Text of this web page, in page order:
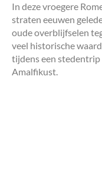
In deze vroegere
straten eeuwen
oude overblijfselen
veel historische
tijdens een stedentrip
Amalfikust.